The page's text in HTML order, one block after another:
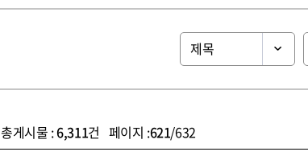
총게시물 :6,311건 페이지 :621/632